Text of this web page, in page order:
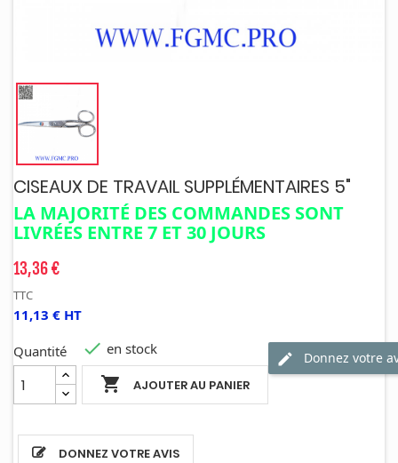
CISEAUX DE TRAVAIL SUPPLÉMENTAIRES 5"
LA MAJORITÉ DES COMMANDES SONT
LIVRÉES ENTRE 7 ET 30 JOURS
13,36 €
TTC
11,13 € HT
Quantité
 AJOUTER AU PANIER
 en stock
DONNEZ VOTRE AVIS
Donnez votre